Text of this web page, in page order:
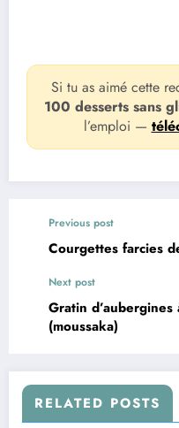
Si tu as aimé cette
100 desserts sans
l’emploi —
Previous post
Courgettes farcies
Next post
Gratin d’aubergines
(moussaka)
RELATED POSTS